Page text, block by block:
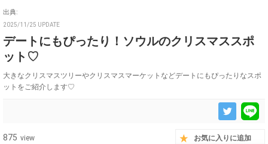
出典:
2025/11/25 UPDATE
デートにもぴったり！ソウルのクリスマススポ
ット♡
大きなクリスマスツリーやクリスマスマーケットなどデートにもぴったりなスポ
ットをご紹介します♡
875 view お気に入りに追加